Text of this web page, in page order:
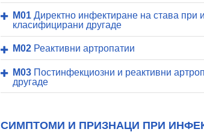
M01Директно инфектиране на става при
класифицирани другаде
M02Реактивни артропатии
M03Постинфекциозни и реактивни
другаде
СИМПТОМИ И ПРИЗНАЦИ ПРИ